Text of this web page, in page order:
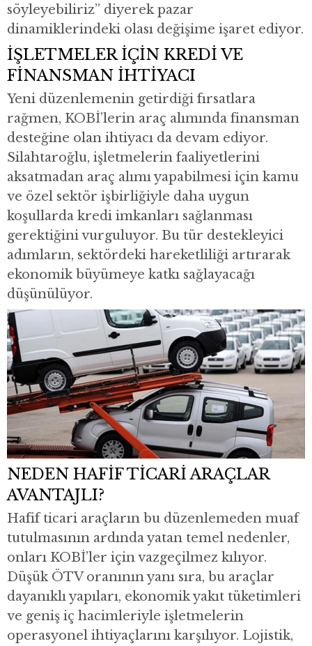
söyleyebiliriz” diyerek pazar
dinamiklerindeki olası değişime işaret ediyor.
İŞLETMELER İÇİN KREDİ VE
FİNANSMAN İHTİYACI
Yeni düzenlemenin getirdiği fırsatlara
rağmen, KOBİ’lerin araç alımında finansman
desteğine olan ihtiyacı da devam ediyor.
Silahtaroğlu, işletmelerin faaliyetlerini
aksatmadan araç alımı yapabilmesi için kamu
ve özel sektör işbirliğiyle daha uygun
koşullarda kredi imkanları sağlanması
gerektiğini vurguluyor. Bu tür destekleyici
adımların, sektördeki hareketliliği artırarak
ekonomik büyümeye katkı sağlayacağı
düşünülüyor.
NEDEN HAFİF TİCARİ ARAÇLAR
AVANTAJLI?
Hafif ticari araçların bu düzenlemeden muaf
tutulmasının ardında yatan temel nedenler,
onları KOBİ’ler için vazgeçilmez kılıyor.
Düşük ÖTV oranının yanı sıra, bu araçlar
dayanıklı yapıları, ekonomik yakıt tüketimleri
ve geniş iç hacimleriyle işletmelerin
operasyonel ihtiyaçlarını karşılıyor. Lojistik,